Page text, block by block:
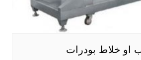
او خلاط بودرات